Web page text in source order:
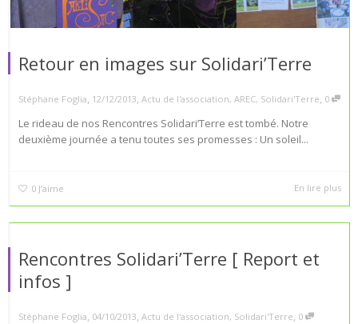
Retour en images sur Solidari’Terre
Stéphane Foglia, 12/12/2013, Actu de l'association, AREC, Solidari'Terre, 0
Le rideau de nos Rencontres Solidari’Terre est tombé. Notre
deuxième journée a tenu toutes ses promesses : Un soleil...
0 J’aime En lire plus
Rencontres Solidari’Terre [ Report et
infos ]
Stéphane Foglia, 04/10/2013, Actu de l'association, Solidari'Terre, 0